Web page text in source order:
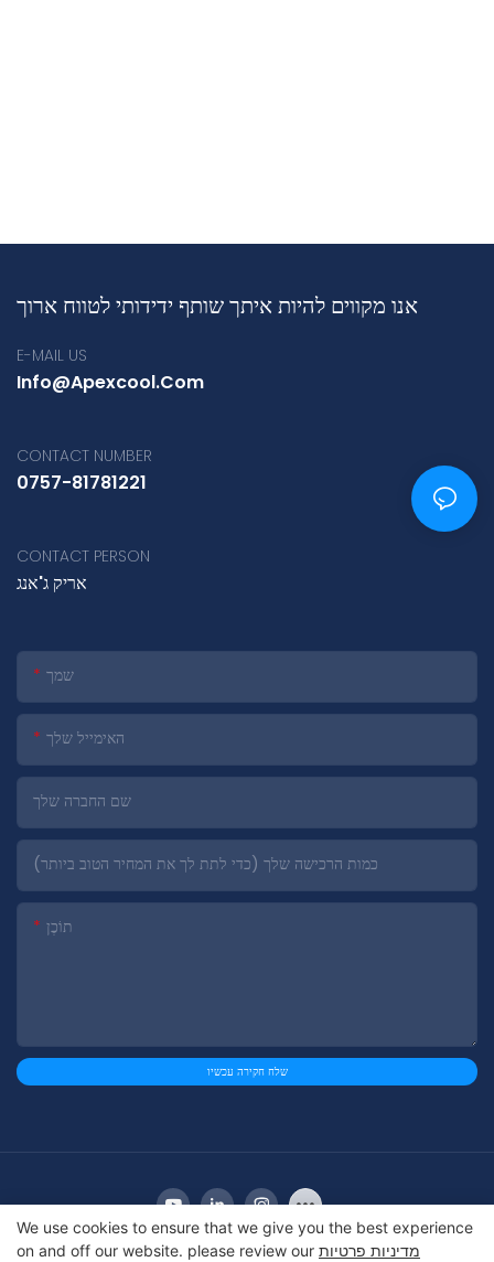
אנו מקווים להיות איתך שותף ידידותי לטווח ארוך
E-MAIL US
Info@apexcool.com
CONTACT NUMBER
0757-81781221
CONTACT PERSON
אריק ג'אנג
שמך
האימייל שלך
שם החברה שלך
כמות הרכישה שלך (כדי לתת לך את המחיר הטוב ביותר)
תוֹכֶן
שלח חקירה עכשיו
We use cookies to ensure that we give you the best experience
on and off our website. please review our מדיניות פרטיות